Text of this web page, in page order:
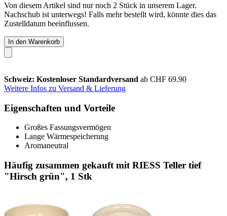
Von diesem Artikel sind nur noch 2 Stück in unserem Lager.
Nachschub ist unterwegs! Falls mehr bestellt wird, könnte dies das
Zustelldatum beeinflussen.
In den Warenkorb
Schweiz: Kostenloser Standardversand ab CHF 69.90
Weitere Infos zu Versand & Lieferung
Eigenschaften und Vorteile
Großes Fassungsvermögen
Lange Wärmespeicherung
Aromaneutral
Häufig zusammen gekauft mit RIESS Teller tief
"Hirsch grün", 1 Stk